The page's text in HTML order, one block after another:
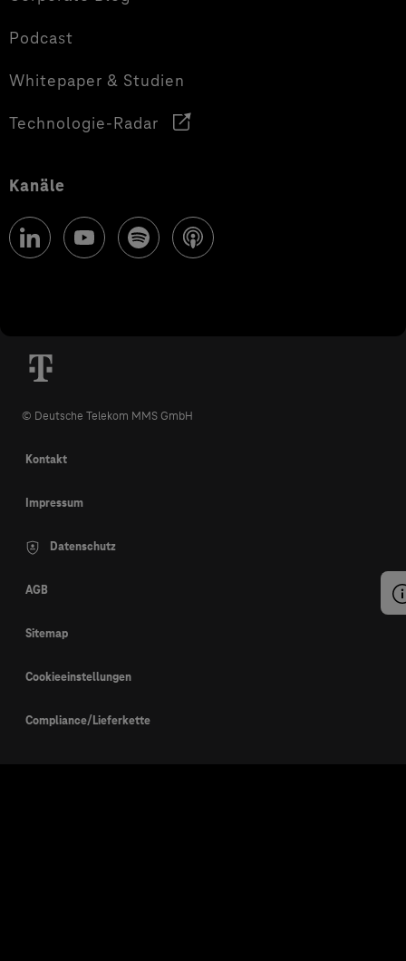
Podcast
Whitepaper & Studien
Technologie-Radar
Kanäle
© Deutsche Telekom MMS GmbH
Kontakt
Impressum
Datenschutz
AGB
Sitemap
Cookieeinstellungen
Compliance/Lieferkette